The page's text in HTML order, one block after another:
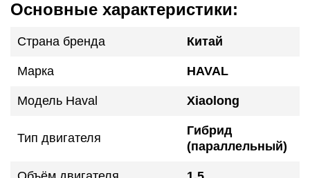
Основные характеристики:
Страна бренда Китай
Марка HAVAL
Модель Haval Xiaolong
Тип двигателя
Гибрид
(параллельный)